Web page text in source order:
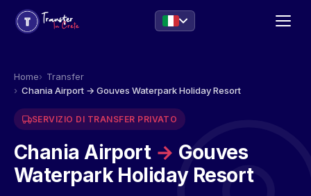
Home
Transfer
Chania Airport → Gouves Waterpark Holiday Resort
SERVIZIO DI TRANSFER PRIVATO
Chania Airport → Gouves
Waterpark Holiday Resort